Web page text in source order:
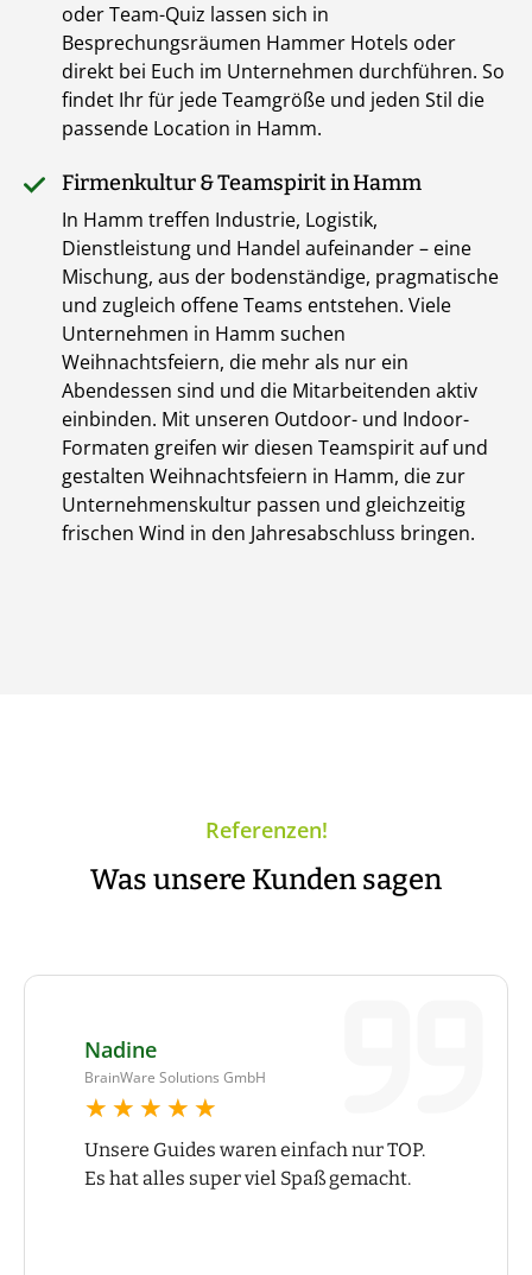
oder Team-Quiz lassen sich in
Besprechungsräumen Hammer Hotels oder
direkt bei Euch im Unternehmen durchführen. So
findet Ihr für jede Teamgröße und jeden Stil die
passende Location in Hamm.
Firmenkultur & Teamspirit in Hamm
In Hamm treffen Industrie, Logistik,
Dienstleistung und Handel aufeinander – eine
Mischung, aus der bodenständige, pragmatische
und zugleich offene Teams entstehen. Viele
Unternehmen in Hamm suchen
Weihnachtsfeiern, die mehr als nur ein
Abendessen sind und die Mitarbeitenden aktiv
einbinden. Mit unseren Outdoor- und Indoor-
Formaten greifen wir diesen Teamspirit auf und
gestalten Weihnachtsfeiern in Hamm, die zur
Unternehmenskultur passen und gleichzeitig
frischen Wind in den Jahresabschluss bringen.
Referenzen!
Was unsere Kunden sagen
Nadine
BrainWare Solutions GmbH
★★★★★
★★★★★
Unsere Guides waren einfach nur TOP.
Es hat alles super viel Spaß gemacht.